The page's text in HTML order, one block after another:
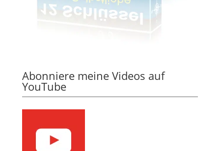
Abonniere meine Videos auf
YouTube